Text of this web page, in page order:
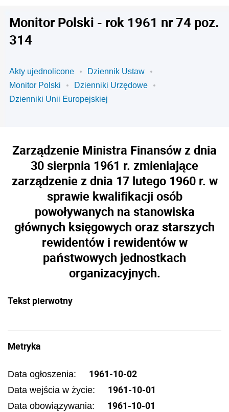
Monitor Polski - rok 1961 nr 74 poz.
314
Akty ujednolicone
Dziennik Ustaw
Monitor Polski
Dzienniki Urzędowe
Dzienniki Unii Europejskiej
Zarządzenie Ministra Finansów z dnia
30 sierpnia 1961 r. zmieniające
zarządzenie z dnia 17 lutego 1960 r. w
sprawie kwalifikacji osób
powoływanych na stanowiska
głównych księgowych oraz starszych
rewidentów i rewidentów w
państwowych jednostkach
organizacyjnych.
Tekst pierwotny
Metryka
Data ogłoszenia: 1961-10-02
Data wejścia w życie: 1961-10-01
Data obowiązywania: 1961-10-01